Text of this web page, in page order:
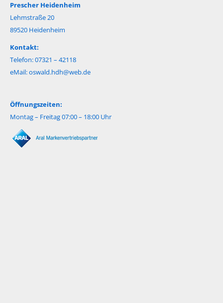
Prescher Heidenheim
Lehmstraße 20
89520 Heidenheim
Kontakt:
Telefon: 07321 – 42118
eMail:oswald.hdh@web.de
Öffnungszeiten:
Montag – Freitag 07:00 – 18:00 Uhr